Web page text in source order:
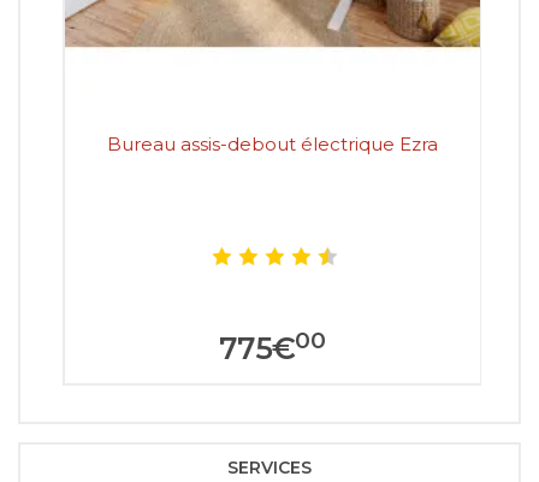
Bureau assis-debout électrique Ezra
775€00
SERVICES